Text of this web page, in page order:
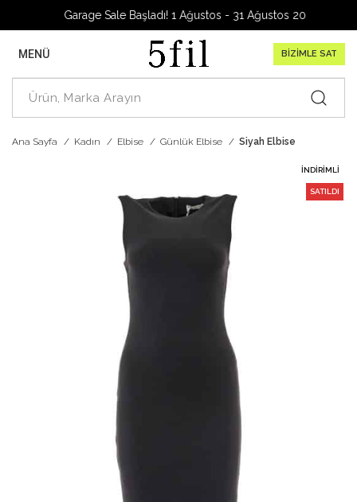
Garage Sale Başladı! 1 Ağustos - 31 Ağustos 2026
MENÜ BİZİMLE SAT
Ana Sayfa Kadın Elbise Günlük Elbise Siyah Elbise
İNDIRIMLI
SATILDI